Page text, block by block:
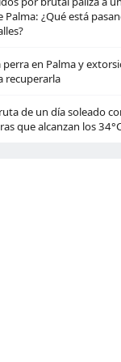
Palma: ¿Qué está
perra en Palma y
recuperarla
de un día soleado
que alcanzan los